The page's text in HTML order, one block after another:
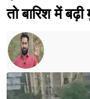
तो बारिश में